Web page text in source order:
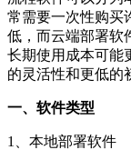
常需要一次性购买
低，而云端部署软
长期使用成本可能
的灵活性和更低的
一、软件类型
1、本地部署软件